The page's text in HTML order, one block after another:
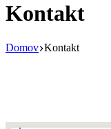
Kontakt
Domov Kontakt